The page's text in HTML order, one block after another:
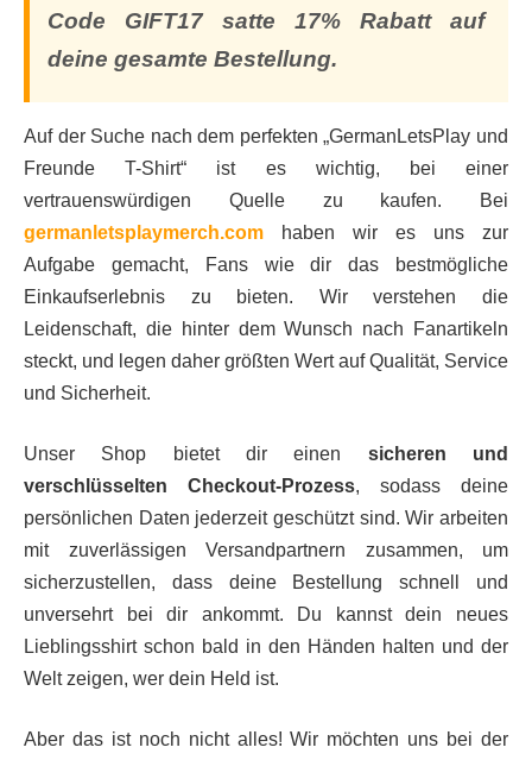
Code GIFT17 satte 17% Rabatt auf
deine gesamte Bestellung.
Auf der Suche nach dem perfekten „GermanLetsPlay und
Freunde T-Shirt“ ist es wichtig, bei einer
vertrauenswürdigen Quelle zu kaufen. Bei
germanletsplaymerch.com haben wir es uns zur
Aufgabe gemacht, Fans wie dir das bestmögliche
Einkaufserlebnis zu bieten. Wir verstehen die
Leidenschaft, die hinter dem Wunsch nach Fanartikeln
steckt, und legen daher größten Wert auf Qualität, Service
und Sicherheit.
Unser Shop bietet dir einen sicheren und
verschlüsselten Checkout-Prozess, sodass deine
persönlichen Daten jederzeit geschützt sind. Wir arbeiten
mit zuverlässigen Versandpartnern zusammen, um
sicherzustellen, dass deine Bestellung schnell und
unversehrt bei dir ankommt. Du kannst dein neues
Lieblingsshirt schon bald in den Händen halten und der
Welt zeigen, wer dein Held ist.
Aber das ist noch nicht alles! Wir möchten uns bei der